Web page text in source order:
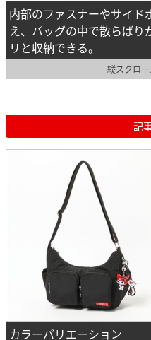
内部のファスナーやサイド
え、バッグの中で散らばり
リと収納できる。
縦スクロ
記
カラーバリエーション